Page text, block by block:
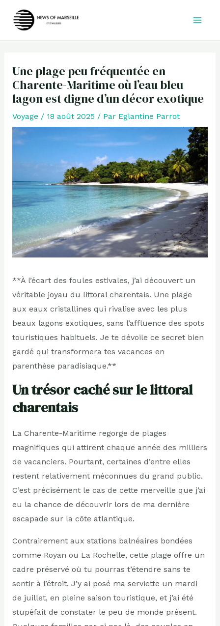
Une plage peu fréquentée en
Charente-Maritime où l’eau bleu
lagon est digne d’un décor exotique
Voyage / 18 août 2025 / Par Eglantine Parrot
**À l’écart des foules estivales, j’ai découvert un
véritable joyau du littoral charentais. Une plage
aux eaux cristallines qui rivalise avec les plus
beaux lagons exotiques, sans l’affluence des spots
touristiques habituels. Je te dévoile ce secret bien
gardé qui transformera tes vacances en
parenthèse paradisiaque.**
Un trésor caché sur le littoral
charentais
La Charente-Maritime regorge de plages
magnifiques qui attirent chaque année des milliers
de vacanciers. Pourtant, certaines d’entre elles
restent relativement méconnues du grand public.
C’est précisément le cas de cette merveille que j’ai
eu la chance de découvrir lors de ma dernière
escapade sur la côte atlantique.
Contrairement aux stations balnéaires bondées
comme Royan ou La Rochelle, cette plage offre un
cadre préservé où tu pourras t’étendre sans te
sentir à l’étroit. J’y ai posé ma serviette un mardi
de juillet, en pleine saison touristique, et j’ai été
stupéfait de constater le peu de monde présent.